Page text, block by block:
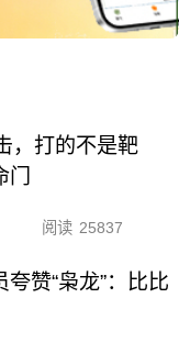
，打的不是靶
阅读 25837
赞“枭龙”：比比